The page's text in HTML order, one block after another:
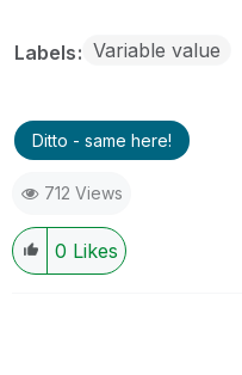
Labels Variable value
Ditto - same here!
712 Views
0 Likes